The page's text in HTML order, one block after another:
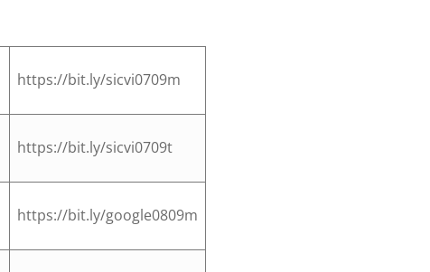
https://bit.ly/sicvi0709m
https://bit.ly/sicvi0709t
https://bit.ly/google0809m